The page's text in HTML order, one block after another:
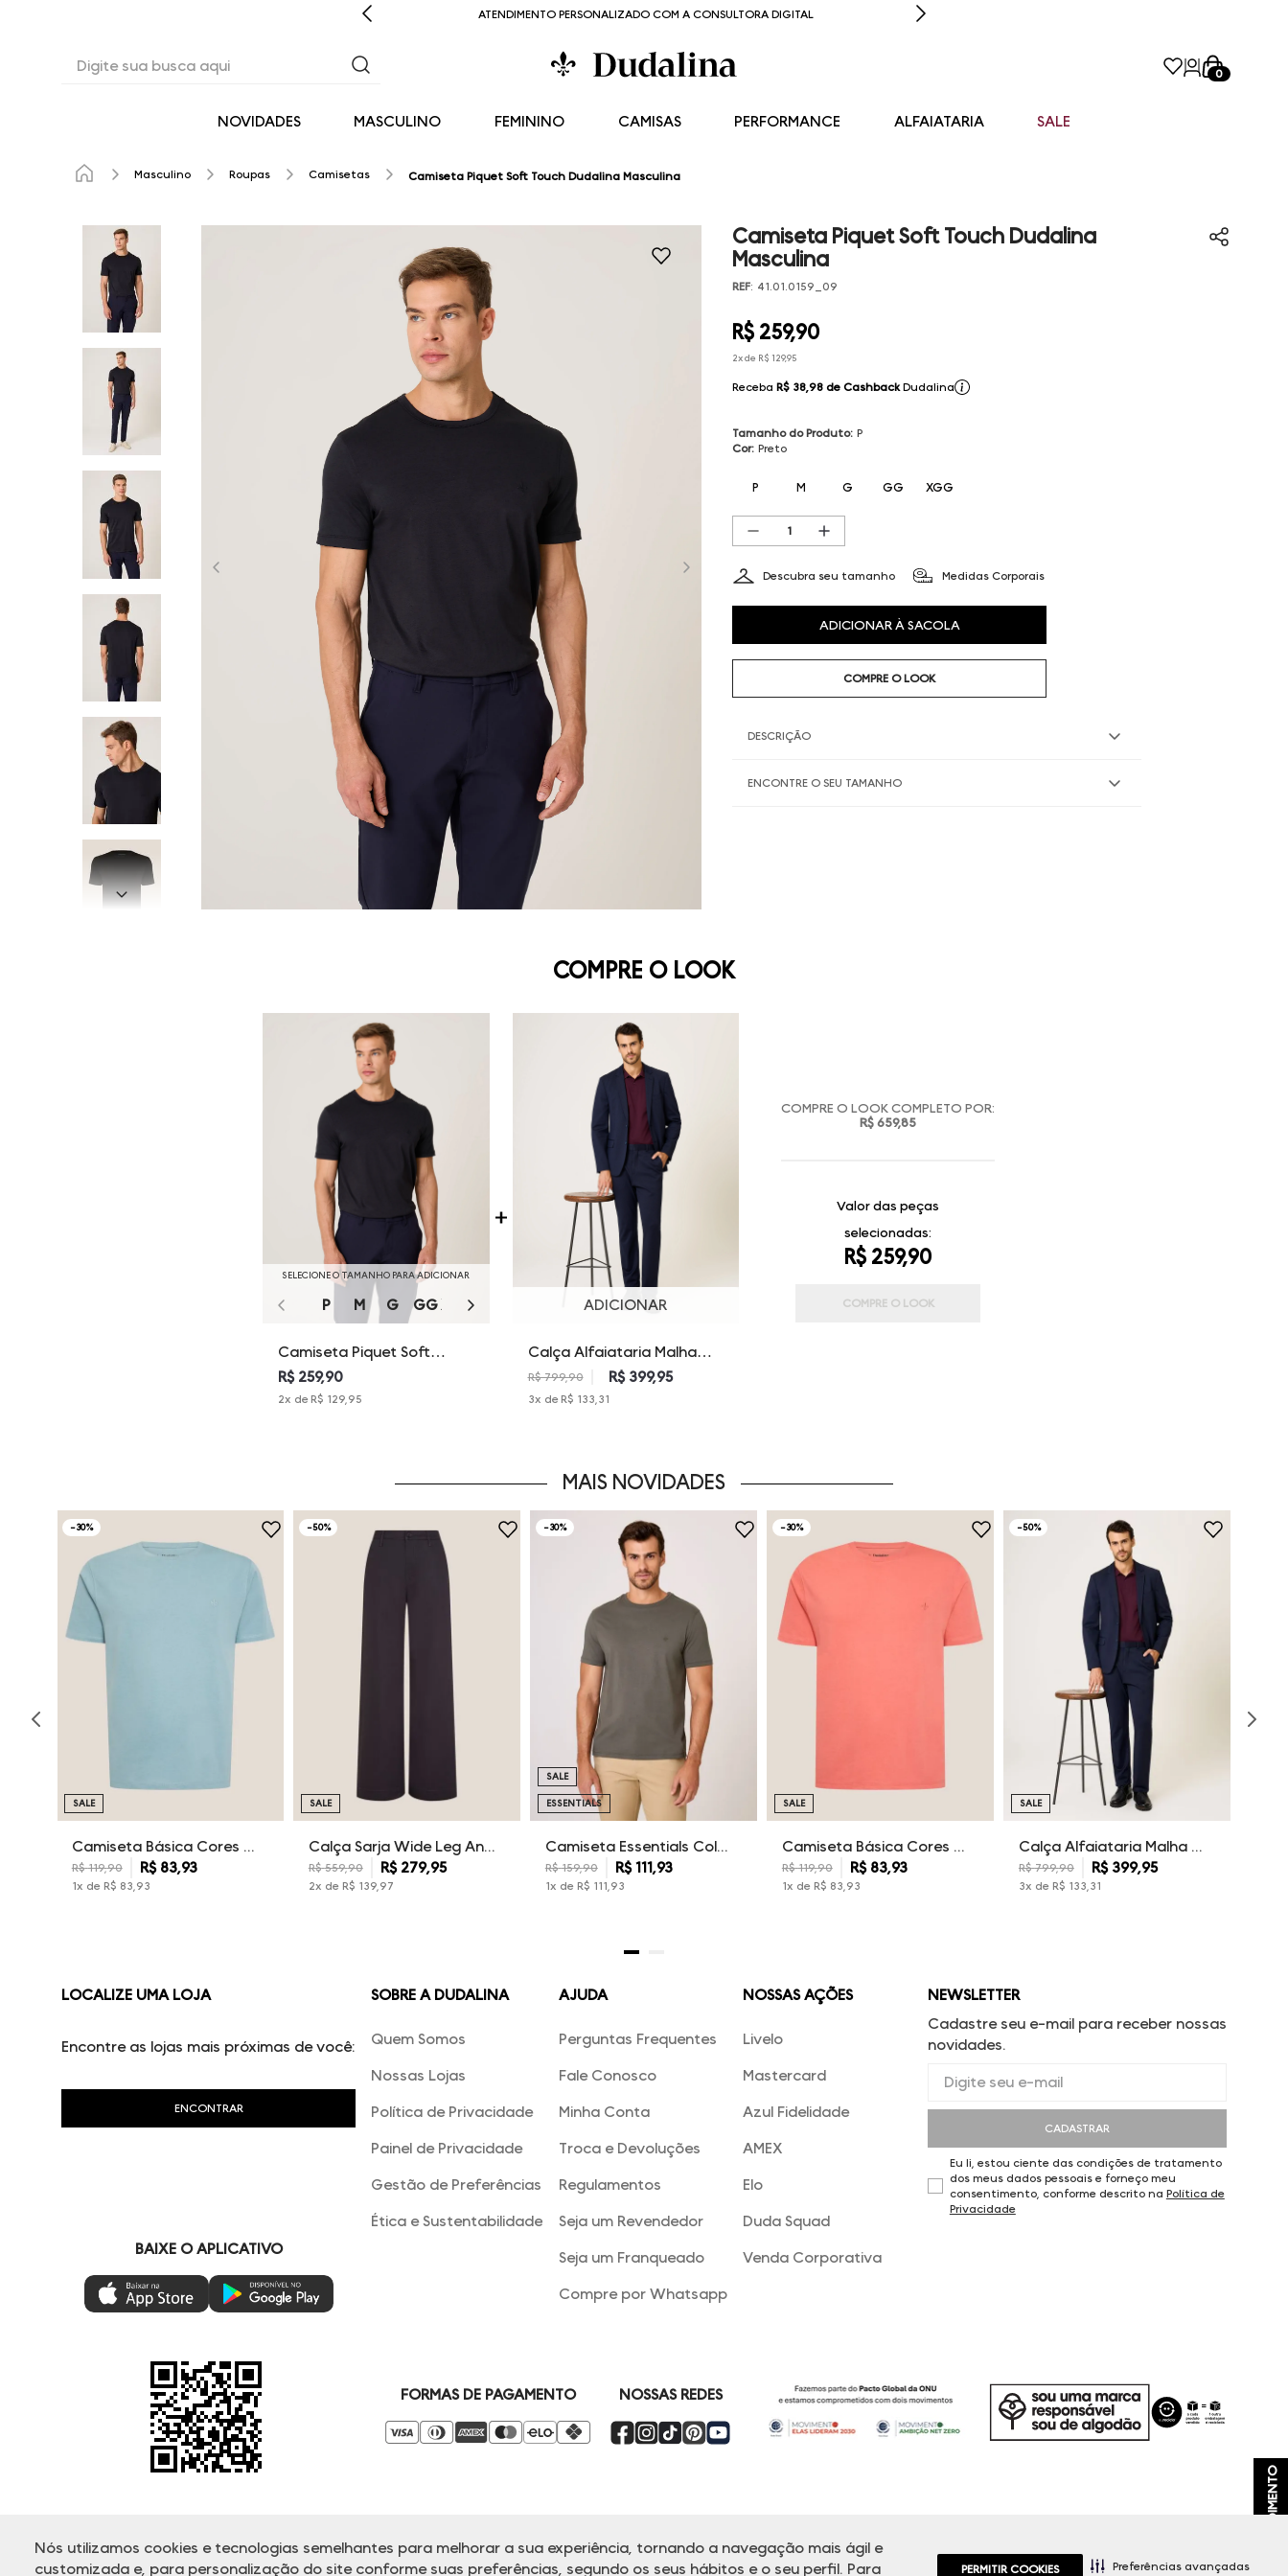
Nós utilizamos cookies e tecnologias semelhantes para melhorar a sua experiência, tornando a navegação mais ágil e
customizada e, para personalização do site conforme suas preferências, segundo os seus hábitos e o seu perfil. Para
PERMITIR COOKIES Preferências avançadas
ATENDIMENTO PERSONALIZADO COM A CONSULTORA DIGITAL
0
NOVIDADES MASCULINO FEMININO CAMISAS PERFORMANCE ALFAIATARIA SALE
ATENDIMENTO
Masculino Roupas Camisetas Camiseta Piquet Soft Touch Dudalina Masculina
Camiseta Piquet Soft Touch Dudalina
Masculina
REF: 41.01.0159_09
R$ 259,90
2x de R$ 129,95
Receba R$ 38,98 de Cashback Dudalina
Tamanho do Produto: P
Cor: Preto
P M G GG XGG
Descubra seu tamanho Medidas Corporais
ADICIONAR À SACOLA
COMPRE O LOOK
DESCRIÇÃO
ENCONTRE O SEU TAMANHO
COMPRE O LOOK
SELECIONE O TAMANHO PARA ADICIONAR
P M G GGXGG
Camiseta Piquet Soft
Touch Dudalina Masculina
R$ 259,90
2x de R$ 129,95
ADICIONAR
Calça Alfaiataria Malha
Dudalina Masculina
R$ 799,90 R$ 399,95
3x de R$ 133,31
COMPRE O LOOK COMPLETO POR:
R$ 659,85
Valor das peças
selecionadas:
R$ 259,90
COMPRE O LOOK
MAIS NOVIDADES
-30%
Camiseta Básica Cores Dudalina Masculina
R$ 119,90 R$ 83,93
1x de R$ 83 93
SALE
-50%
Calça Sarja Wide Leg Ana Dudalina Feminina
R$ 559,90 R$ 279,95
2x de R$ 139, 97
SALE
-30%
Camiseta Essentials Color Dudalina Masculina
R$ 159,90 R$111,93
1x de R$ 111 93
SALE
ESSENTIALS
-30%
Camiseta Básica Cores Dudalina Masculina
R$ 119,90 R$ 83,93
1x de R$ 83 93
SALE
-50%
Calça Alfaiataria Malha Dudalina Masculina
R$ 799,90 R$ 399,95
3x de R$ 133 31
SALE
LOCALIZE UMA LOJA
Encontre as lojas mais próximas de você:
BAIXE O APLICATIVO
SOBRE A DUDALINA
Quem Somos
Nossas Lojas
Política de Privacidade
Painel de Privacidade
Gestão de Preferências
Ética e Sustentabilidade
AJUDA
Perguntas Frequentes
Fale Conosco
Minha Conta
Troca e Devoluções
Regulamentos
Seja um Revendedor
Seja um Franqueado
Compre por Whatsapp
NOSSAS AÇÕES
Livelo
Mastercard
Azul Fidelidade
AMEX
Elo
Duda Squad
Venda Corporativa
NEWSLETTER
Cadastre seu e-mail para receber nossas
novidades.
CADASTRAR
Eu li, estou ciente das condições de tratamento
dos meus dados pessoais e forneço meu
consentimento, conforme descrito na Política de
Privacidade
FORMAS DE PAGAMENTO NOSSAS REDES
© Copyright 2000-2025 - Todos os direitos reservados. A Dudalina reserva-se no direito de corrigir ou alterar informações como: preços, promoções e disponibilidade de estoque a qualquer momento.
Em caso de dúvidas:
0800 770 5510.